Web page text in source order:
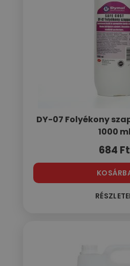
DY-07 Folyékony
1000 ml
684 Ft